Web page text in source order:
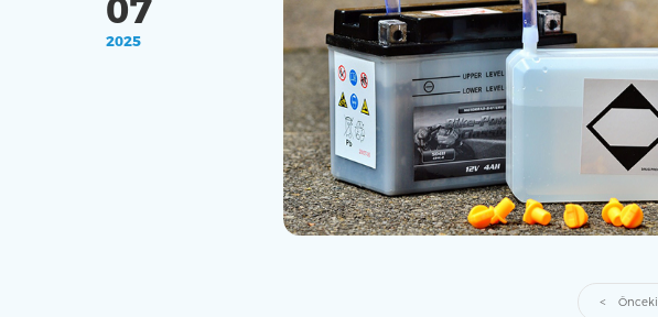
07
2025
Önceki